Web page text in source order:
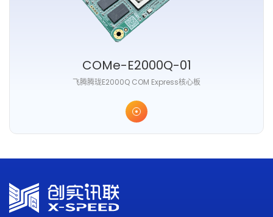
COMe-E2000Q-01
⻜腾腾珑E2000Q COM Express核⼼板